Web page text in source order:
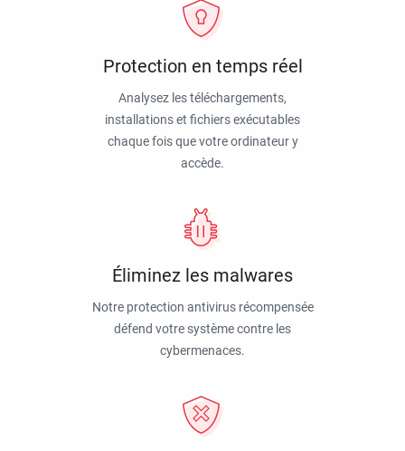
Protection en temps réel
Analysez les téléchargements,
installations et fichiers exécutables
chaque fois que votre ordinateur y
accède.
Éliminez les malwares
Notre protection antivirus récompensée
défend votre système contre les
cybermenaces.